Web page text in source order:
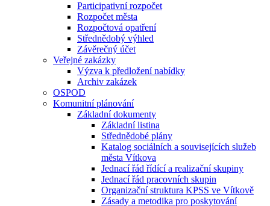
Participativní rozpočet
Rozpočet města
Rozpočtová opatření
Střednědobý výhled
Závěrečný účet
Veřejné zakázky
Výzva k předložení nabídky
Archiv zakázek
OSPOD
Komunitní plánování
Základní dokumenty
Základní listina
Střednědobé plány
Katalog sociálních a souvisejících služeb
města Vítkova
Jednací řád řídící a realizační skupiny
Jednací řád pracovních skupin
Organizační struktura KPSS ve Vítkově
Zásady a metodika pro poskytování